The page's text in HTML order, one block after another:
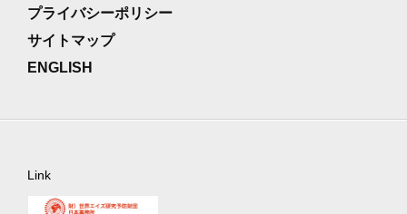
プライバシーポリシー
サイトマップ
ENGLISH
Link